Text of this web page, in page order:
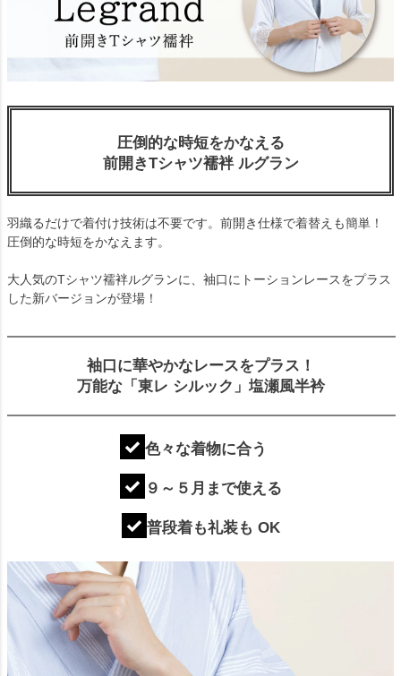
圧倒的な時短をかなえる
前開きTシャツ襦袢 ルグラン
羽織るだけで着付け技術は不要です。前開き仕様で着替えも簡単！
圧倒的な時短をかなえます。
大人気のTシャツ襦袢ルグランに、袖口にトーションレースをプラス
した新バージョンが登場！
袖口に華やかなレースをプラス！
万能な「東レ シルック」塩瀬風半衿
色々な着物に合う
９～５月まで使える
普段着も礼装も OK